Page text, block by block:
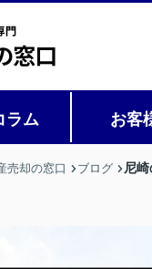
ラム お客
売却の窓口 ブログ 尼